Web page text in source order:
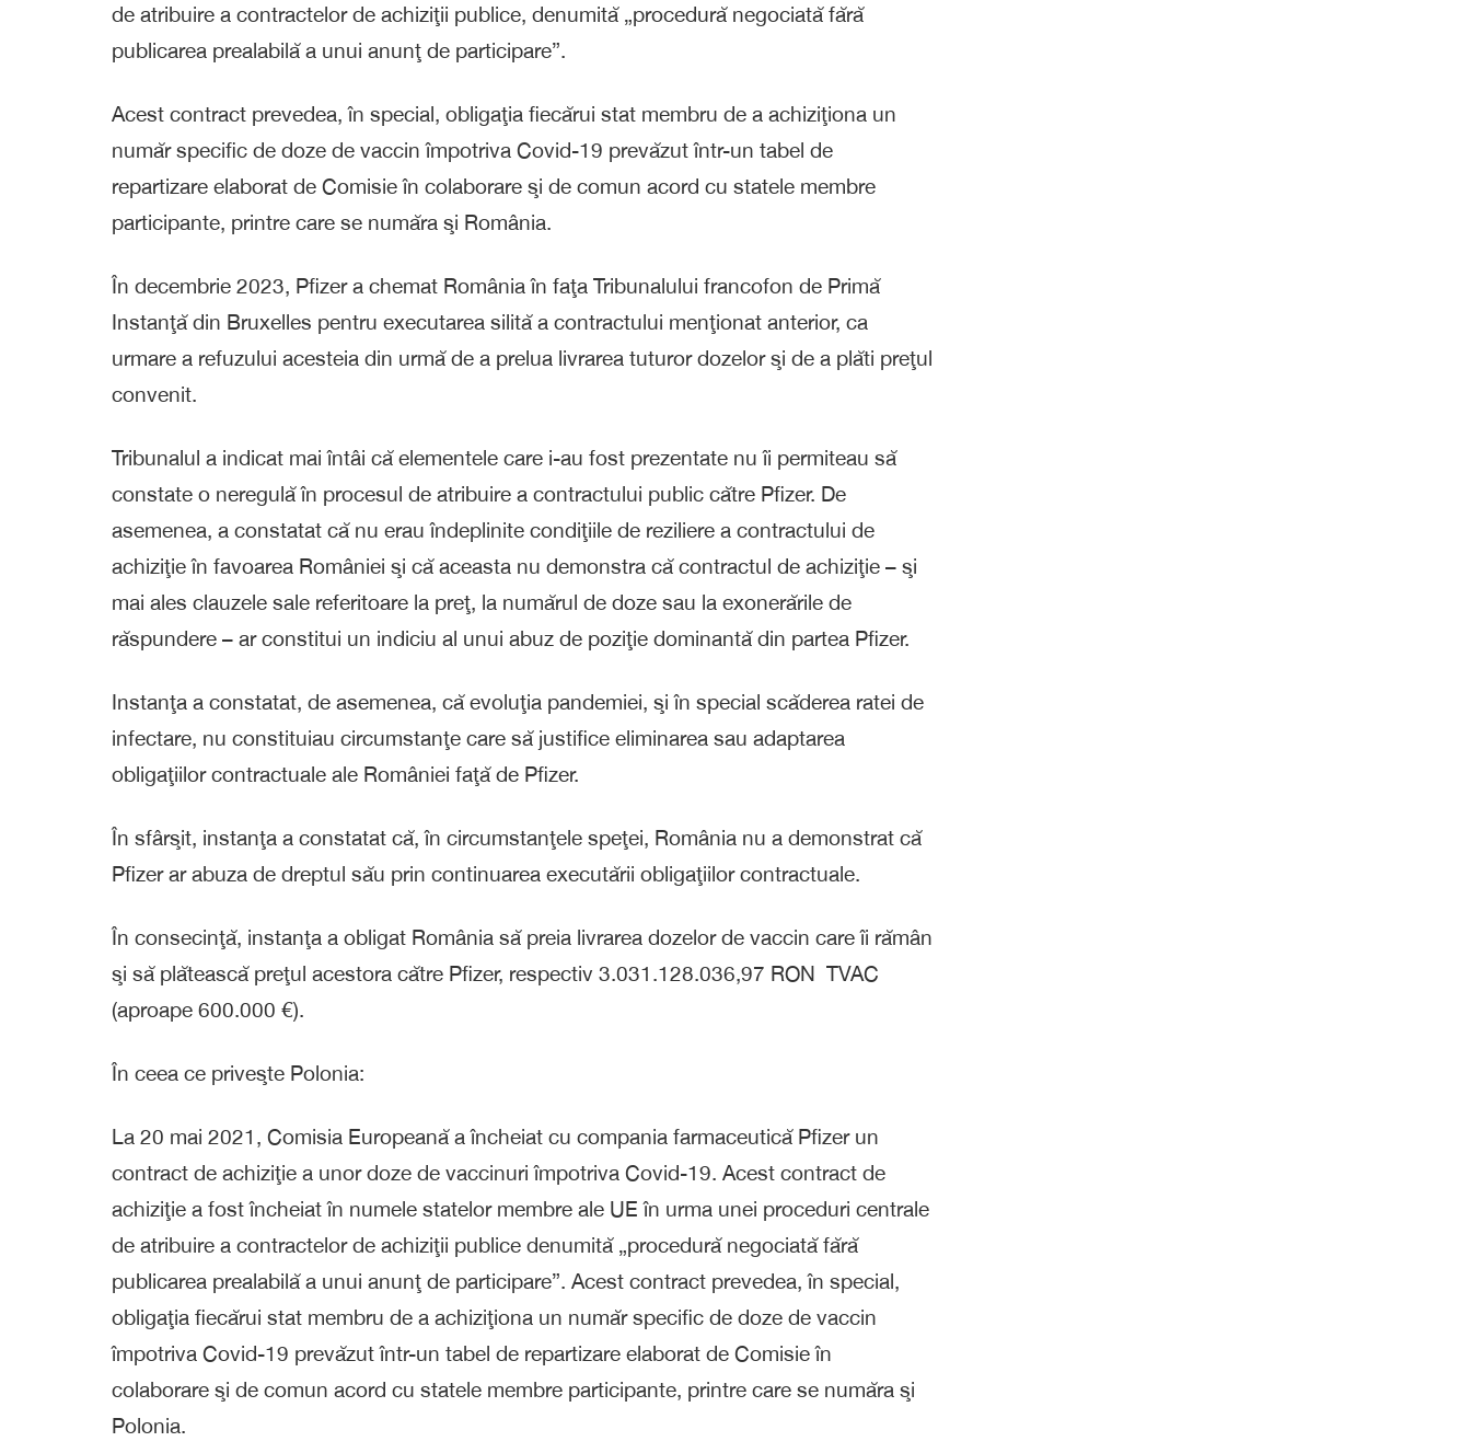
de atribuire a contractelor de achiziţii publice, denumită „procedură negociată fără
publicarea prealabilă a unui anunţ de participare”.
Acest contract prevedea, în special, obligaţia fiecărui stat membru de a achiziţiona un
număr specific de doze de vaccin împotriva Covid-19 prevăzut într-un tabel de
repartizare elaborat de Comisie în colaborare şi de comun acord cu statele membre
participante, printre care se număra şi România.
În decembrie 2023, Pfizer a chemat România în faţa Tribunalului francofon de Primă
Instanţă din Bruxelles pentru executarea silită a contractului menţionat anterior, ca
urmare a refuzului acesteia din urmă de a prelua livrarea tuturor dozelor şi de a plăti preţul
convenit.
Tribunalul a indicat mai întâi că elementele care i-au fost prezentate nu îi permiteau să
constate o neregulă în procesul de atribuire a contractului public către Pfizer. De
asemenea, a constatat că nu erau îndeplinite condiţiile de reziliere a contractului de
achiziţie în favoarea României şi că aceasta nu demonstra că contractul de achiziţie – şi
mai ales clauzele sale referitoare la preţ, la numărul de doze sau la exonerările de
răspundere – ar constitui un indiciu al unui abuz de poziţie dominantă din partea Pfizer.
Instanţa a constatat, de asemenea, că evoluţia pandemiei, şi în special scăderea ratei de
infectare, nu constituiau circumstanţe care să justifice eliminarea sau adaptarea
obligaţiilor contractuale ale României faţă de Pfizer.
În sfârşit, instanţa a constatat că, în circumstanţele speţei, România nu a demonstrat că
Pfizer ar abuza de dreptul său prin continuarea executării obligaţiilor contractuale.
În consecinţă, instanţa a obligat România să preia livrarea dozelor de vaccin care îi rămân
şi să plătească preţul acestora către Pfizer, respectiv 3.031.128.036,97 RON TVAC
(aproape 600.000 €).
În ceea ce priveşte Polonia:
La 20 mai 2021, Comisia Europeană a încheiat cu compania farmaceutică Pfizer un
contract de achiziţie a unor doze de vaccinuri împotriva Covid-19. Acest contract de
achiziţie a fost încheiat în numele statelor membre ale UE în urma unei proceduri centrale
de atribuire a contractelor de achiziţii publice denumită „procedură negociată fără
publicarea prealabilă a unui anunţ de participare”. Acest contract prevedea, în special,
obligaţia fiecărui stat membru de a achiziţiona un număr specific de doze de vaccin
împotriva Covid-19 prevăzut într-un tabel de repartizare elaborat de Comisie în
colaborare şi de comun acord cu statele membre participante, printre care se număra şi
Polonia.